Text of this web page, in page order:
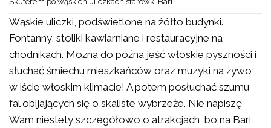
Wąskie uliczki, podświetlone na żółto budynki.
Fontanny, stoliki kawiarniane i restauracyjne na
chodnikach. Można do późna jeść włoskie pyszności i
słuchać śmiechu mieszkańców oraz muzyki na żywo
w iście włoskim klimacie! A potem posłuchać szumu
fal obijających się o skaliste wybrzeże. Nie napiszę
Wam niestety szczegółowo o atrakcjach, bo na Bari